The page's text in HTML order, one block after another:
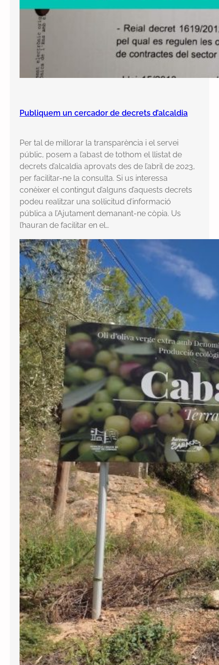
Publiquem un cercador de decrets d’alcaldia
Per tal de millorar la transparència i el servei
públic, posem a l’abast de tothom el llistat de
decrets d’alcaldia aprovats des de l’abril de 2023,
per facilitar-ne la consulta. Si us interessa
conèixer el contingut d’alguns d’aquests decrets
podeu realitzar una sol·licitud d’informació
pública a l’Ajutament demanant-ne còpia. Us
l’hauran de facilitar en el…